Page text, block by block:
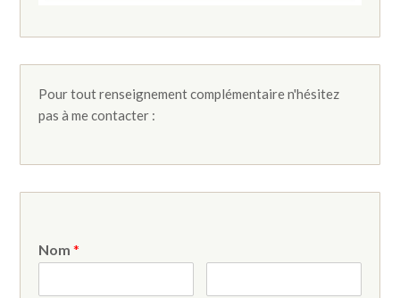
Pour tout renseignement complémentaire n'hésitez
pas à me contacter :
Nom*